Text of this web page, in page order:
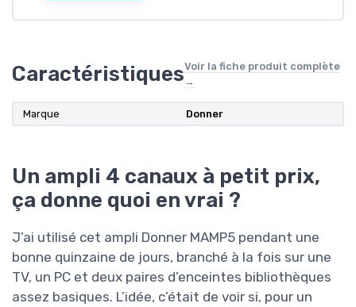
CaractéristiquesVoir la fiche produit complète
→
Marque Donner
Un ampli 4 canaux à petit prix,
ça donne quoi en vrai ?
J’ai utilisé cet ampli Donner MAMP5 pendant une
bonne quinzaine de jours, branché à la fois sur une
TV, un PC et deux paires d’enceintes bibliothèques
assez basiques. L’idée, c’était de voir si, pour un